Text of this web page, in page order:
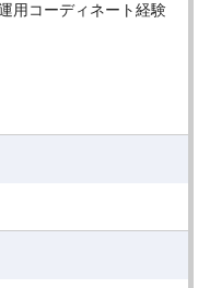
用コーディネート経験